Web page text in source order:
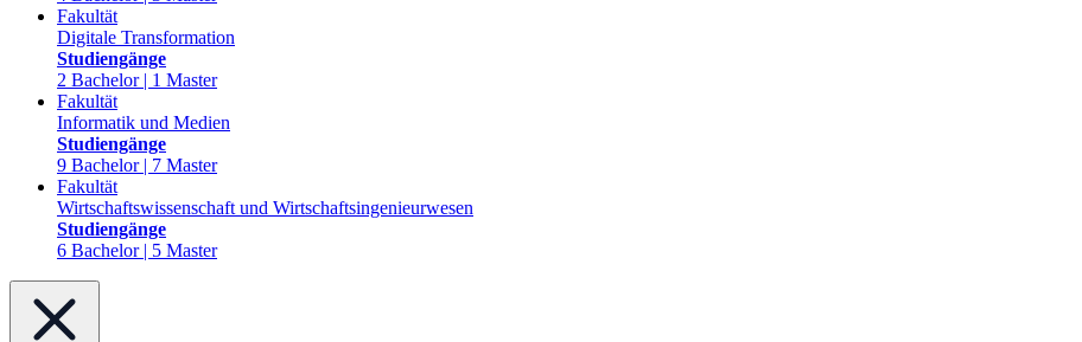
Fakultät
Digitale Transformation
Studiengänge
2 Bachelor | 1 Master
Fakultät
Informatik und Medien
Studiengänge
9 Bachelor | 7 Master
Fakultät
Wirtschaftswissenschaft und Wirtschaftsingenieurwesen
Studiengänge
6 Bachelor | 5 Master